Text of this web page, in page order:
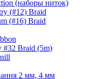
(наборы ниток)
(#12) Braid
(#16) Braid
#32 Braid (5m)
2 мм, 4 мм